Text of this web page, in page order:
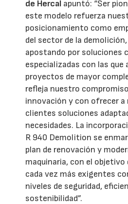
de Hercal apuntó: “Ser
este modelo refuerza
posicionamiento como
del sector de la
apostando por soluciones
especializadas con las
proyectos de mayor
refleja nuestro
innovación y con ofrecer a
clientes soluciones
necesidades. La
R 940 Demolition se
plan de renovación y
maquinaria, con el objetivo
cada vez más exigentes
niveles de seguridad,
sostenibilidad”.